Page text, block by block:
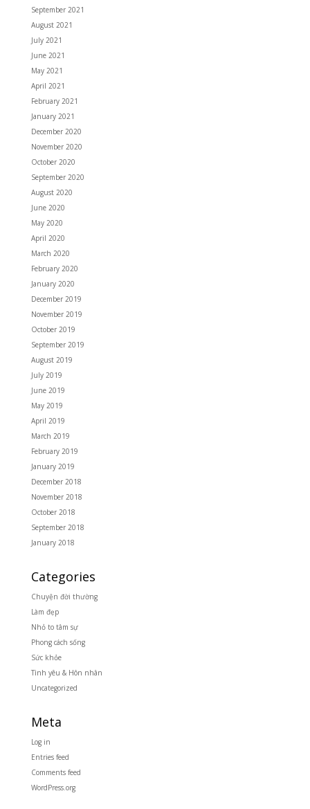
September 2021
August 2021
July 2021
June 2021
May 2021
April 2021
February 2021
January 2021
December 2020
November 2020
October 2020
September 2020
August 2020
June 2020
May 2020
April 2020
March 2020
February 2020
January 2020
December 2019
November 2019
October 2019
September 2019
August 2019
July 2019
June 2019
May 2019
April 2019
March 2019
February 2019
January 2019
December 2018
November 2018
October 2018
September 2018
January 2018
Categories
Chuyện đời thường
Làm đẹp
Nhỏ to tâm sự
Phong cách sống
Sức khỏe
Tình yêu & Hôn nhân
Uncategorized
Meta
Log in
Entries feed
Comments feed
WordPress.org